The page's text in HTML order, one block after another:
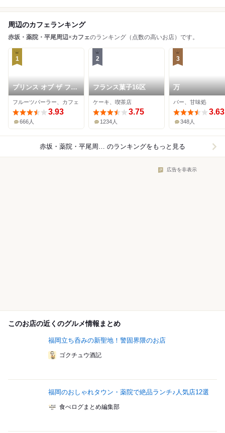
周辺のカフェランキング
赤坂・薬院・平尾周辺×カフェのランキング（点数の高いお店）です。
1
プリンス オブ ザ フル
ーツ
フルーツパーラー、カフェ
3.93
666人
2
フランス菓子16区
ケーキ、喫茶店
3.75
1234人
3
万
バー、甘味処
3.63
348人
赤坂・薬院・平尾周辺×カフェ のランキングをもっと見る
広告を非表示
このお店の近くのグルメ情報まとめ
福岡立ち呑みの新聖地！警固界隈のお店
ゴクチュウ酒記
福岡のおしゃれタウン・薬院で絶品ランチ♪人気店12選
食べログまとめ編集部